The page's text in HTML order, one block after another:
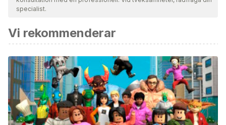
giltighet. Bibliografin för denna artikel ansågs vara tillförlitlig
Norton, M.I., Mochon, D., Ariely, D. (2012). The IKEA effect:
When Labor leads to love. Journal of Consumer
Psychology, 22(3), 453-460.
Shapiro, L. (2004). Something from the Oven: Reinventing
Dinner in 1950s’ America. New York: Viking
Lawrence, D. H., & Festinger, L. (1962). Deterrents and
Reinforcement: the Psychology of Insufficient Reward.
specialist.
Vi rekommenderar